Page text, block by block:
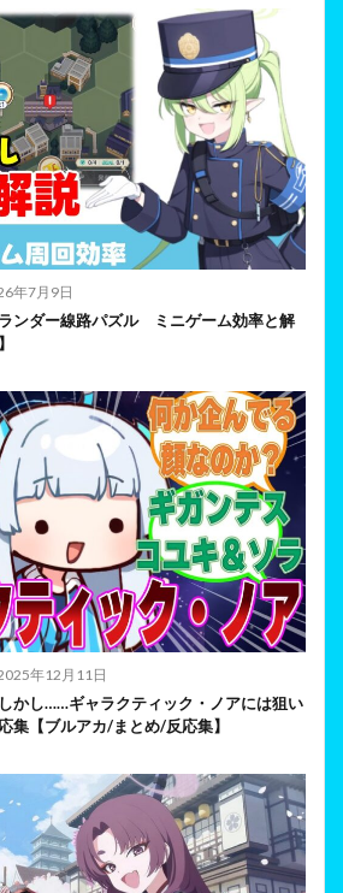
年7月9日
ランダー線路パズル ミニゲーム効率と解
年12月11日
かし……ギャラクティック・ノアには狙い
集【ブルアカ/まとめ/反応集】